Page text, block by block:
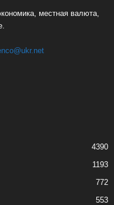
местная валюта,
4390
1193
772
553